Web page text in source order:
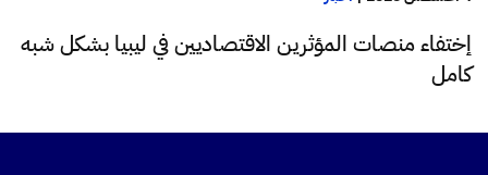
إختفاء منصات المؤثرين الاقتصاديين في ليبيا بشكل شبه
كامل